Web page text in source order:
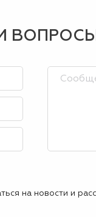
на новости и